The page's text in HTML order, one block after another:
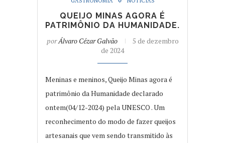
QUEIJO MINAS AGORA É
PATRIMÔNIO DA HUMANIDADE.
porÁlvaro Cézar Galvão
5 de dezembro
de 2024
Meninas e meninos, Queijo Minas agora é
patrimônio da Humanidade declarado
ontem(04/12-2024) pela UNESCO . Um
reconhecimento do modo de fazer queijos
artesanais que vem sendo transmitido às